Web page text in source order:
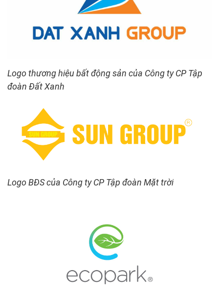
Logo thương hiệu bất động sản của Công ty CP Tập
đoàn Đất Xanh
Logo BĐS của Công ty CP Tập đoàn Mặt trời